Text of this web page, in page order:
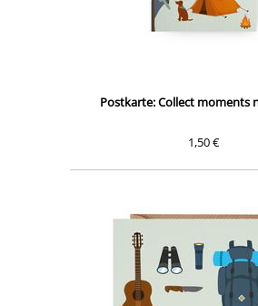
Postkarte: Collect moments
1,50 €